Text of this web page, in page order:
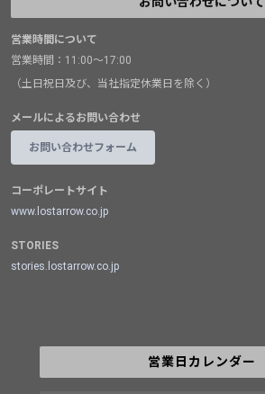
営業時間について
営業時間：11:00～17:00
（土日祝日及び、当社指定休業日を除く）
メールによるお問い合わせ
お問い合わせフォーム
コーポレートサイト
www.lostarrow.co.jp
STORIES
stories.lostarrow.co.jp
営業日カレンダー